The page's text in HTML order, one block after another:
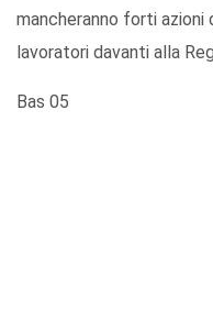
mancheranno forti
lavoratori davanti alla
Bas 05